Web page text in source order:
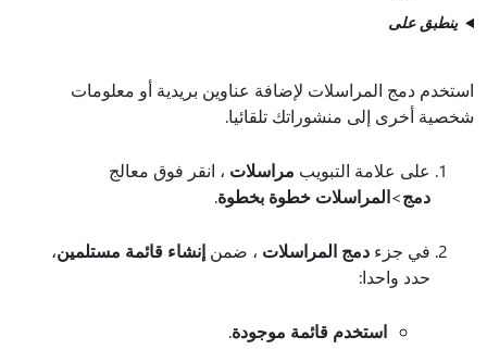
ينطبق على
استخدم دمج المراسلات لإضافة عناوين بريدية أو معلومات
شخصية أخرى إلى منشوراتك تلقائيا.
على علامة التبويب مراسلات ، انقر فوق معالج
دمج>المراسلات خطوة بخطوة.
في جزء دمج المراسلات ، ضمن إنشاء قائمة مستلمين،
حدد واحدا:
استخدم قائمة موجودة.